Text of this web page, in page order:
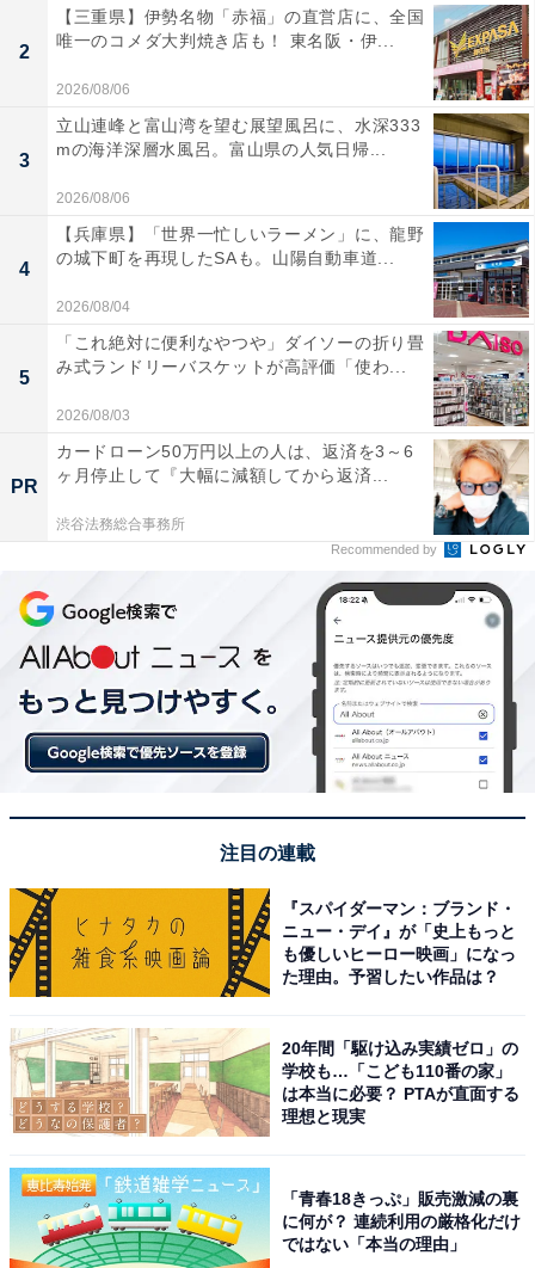
2
【三重県】伊勢名物「赤福」の直営店に、全国
唯一のコメダ大判焼き店も！ 東名阪・伊...
2026/08/06
3
立山連峰と富山湾を望む展望風呂に、水深333
mの海洋深層水風呂。富山県の人気日帰...
2026/08/06
4
【兵庫県】「世界一忙しいラーメン」に、龍野
の城下町を再現したSAも。山陽自動車道...
2026/08/04
5
「これ絶対に便利なやつや」ダイソーの折り畳
み式ランドリーバスケットが高評価「使わ...
2026/08/03
PR
カードローン50万円以上の人は、返済を3～6
ヶ月停止して『大幅に減額してから返済...
渋谷法務総合事務所
Recommended by
注目の連載
『スパイダーマン：ブランド・
ニュー・デイ』が「史上もっと
も優しいヒーロー映画」になっ
た理由。予習したい作品は？
20年間「駆け込み実績ゼロ」の
学校も…「こども110番の家」
は本当に必要？ PTAが直面する
理想と現実
「青春18きっぷ」販売激減の裏
に何が？ 連続利用の厳格化だけ
ではない「本当の理由」